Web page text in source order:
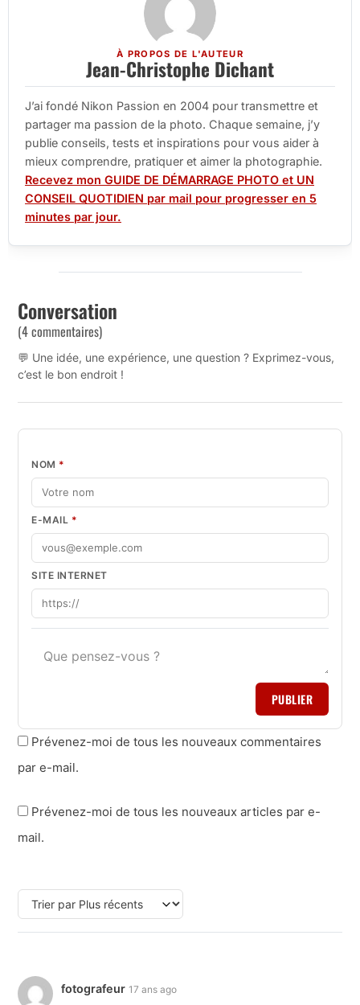
À PROPOS DE L'AUTEUR
Jean-Christophe Dichant
J’ai fondé Nikon Passion en 2004 pour transmettre et
partager ma passion de la photo. Chaque semaine, j’y
publie conseils, tests et inspirations pour vous aider à
mieux comprendre, pratiquer et aimer la photographie.
Recevez mon GUIDE DE DÉMARRAGE PHOTO et UN
CONSEIL QUOTIDIEN par mail pour progresser en 5
minutes par jour.
Conversation
(4 commentaires)
💬 Une idée, une expérience, une question ? Exprimez-vous,
c’est le bon endroit !
NOM *
E-MAIL *
SITE INTERNET
PUBLIER
Prévenez-moi de tous les nouveaux commentaires
par e-mail.
Prévenez-moi de tous les nouveaux articles par e-
mail.
fotografeur 17 ans ago